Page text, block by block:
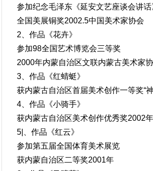
参加纪念毛泽东《延安文艺座谈会讲
全国美展铜奖2002.5中国美术家协会
2、作品《花卉》
参加98全国艺术博览会三等奖
2000年内蒙自治区文联内蒙古美术家
3、作品《红蜻蜓》
获内蒙古自治区首届美术创作一等奖“
4、作品《小骑手》
获内蒙古自治区美术创作优秀奖2002年
5|、作品《红云》
参加第五届全国体育美术展览
获内蒙自治区二等奖2001年